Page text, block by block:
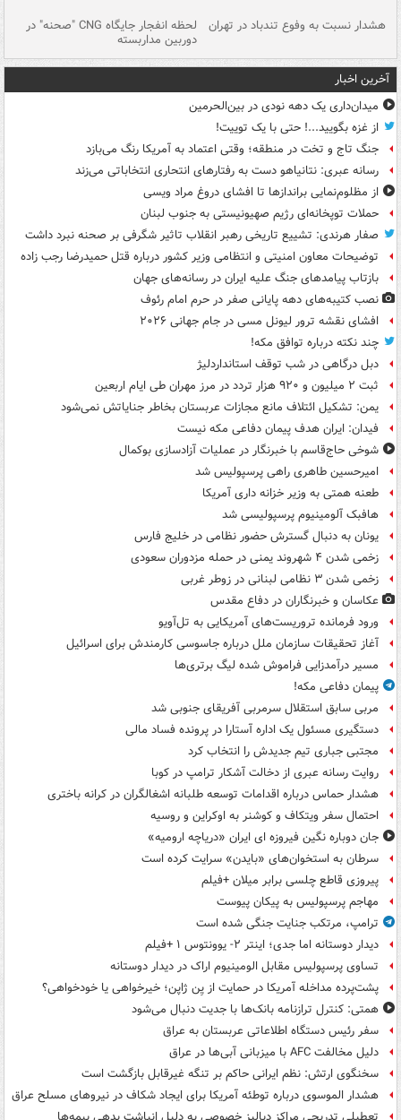
هشدار نسبت به وفوع تندباد در تهران لحظه انفجار جایگاه CNG "صحنه" در
دوربین مداربسته
آخرین اخبار
میدان‌داری یک دهه نودی در بین‌الحرمین
از غزه بگویید...! حتی با یک توییت!
جنگ تاج و تخت در منطقه؛ وقتی اعتماد به آمریکا رنگ می‌بازد
رسانه عبری: نتانیاهو دست به رفتارهای انتحاری انتخاباتی می‌زند
از مظلوم‌نمایی براندازها تا افشای دروغ مراد ویسی
حملات توپخانه‌ای رژیم صهیونیستی به جنوب لبنان
صفار هرندی: تشییع تاریخی رهبر انقلاب تاثیر شگرفی بر صحنه نبرد داشت
توضیحات معاون امنیتی و انتظامی وزیر کشور درباره قتل حمیدرضا رجب زاده
بازتاب پیامدهای جنگ علیه ایران در رسانه‌های جهان
نصب کتیبه‌های دهه پایانی صفر در حرم امام رئوف
افشای نقشه ترور لیونل مسی در جام جهانی ۲۰۲۶
چند نکته درباره توافق مکه!
دبل درگاهی در شب توقف استانداردلیژ
ثبت ۲ میلیون و ۹۲۰ هزار تردد در مرز مهران طی ایام اربعین
یمن: تشکیل ائتلاف مانع مجازات عربستان بخاطر جنایاتش نمی‌شود
فیدان: ایران هدف پیمان دفاعی مکه نیست
شوخی حاج‌قاسم با خبرنگار در عملیات آزادسازی بوکمال
امیرحسین طاهری راهی پرسپولیس شد
طعنه همتی به وزیر خزانه داری آمریکا
هافبک آلومینیوم پرسپولیسی شد
یونان به دنبال گسترش حضور نظامی در خلیج فارس
زخمی شدن ۴ شهروند یمنی در حمله مزدوران سعودی
زخمی شدن ۳ نظامی لبنانی در زوطر غربی
عکاسان و خبرنگاران در دفاع مقدس
ورود فرمانده تروریست‌های آمریکایی به تل‌آویو
آغاز تحقیقات سازمان ملل درباره جاسوسی کارمندش برای اسرائیل
مسیر درآمدزایی فراموش شده لیگ برتری‌ها
پیمان دفاعی مکه!
مربی سابق استقلال سرمربی آفریقای جنوبی شد
دستگیری مسئول یک اداره آستارا در پرونده فساد مالی
مجتبی جباری تیم جدیدش را انتخاب کرد
روایت رسانه عبری از دخالت آشکار ترامپ در کوبا
هشدار حماس درباره اقدامات توسعه طلبانه اشغالگران در کرانه باختری
احتمال سفر ویتکاف و کوشنر به اوکراین و روسیه
جان دوباره نگین فیروزه ای ایران «دریاچه ارومیه»
سرطان به استخوان‌های «بایدن» سرایت کرده است
پیروزی قاطع چلسی برابر میلان +فیلم
مهاجم پرسپولیس به پیکان پیوست
ترامپ، مرتکب جنایت جنگی شده است
دیدار دوستانه اما جدی؛ اینتر ۲- یوونتوس ۱ +فیلم
تساوی پرسپولیس مقابل الومینیوم اراک در دیدار دوستانه
پشت‌پرده مداخله آمریکا در حمایت از یِن ژاپن؛ خیرخواهی یا خودخواهی؟
همتی: کنترل ترازنامه بانک‌ها با جدیت دنبال می‌شود
سفر رئیس دستگاه اطلاعاتی عربستان به عراق
دلیل مخالفت AFC با میزبانی آبی‌ها در عراق
سخنگوی ارتش: نظم ایرانی حاکم بر تنگه غیرقابل بازگشت است
هشدار الموسوی درباره توطئه آمریکا برای ایجاد شکاف در نیروهای مسلح عراق